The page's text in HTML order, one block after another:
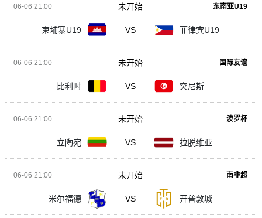
06-06 21:00 东南亚U19
柬埔寨U19 VS 菲律宾U19
未开始
06-06 21:00 国际友谊
比利时 VS 突尼斯
未开始
06-06 21:00 波罗杯
立陶宛 VS 拉脱维亚
未开始
06-06 21:00 南非超
米尔福德 VS 开普敦城
未开始